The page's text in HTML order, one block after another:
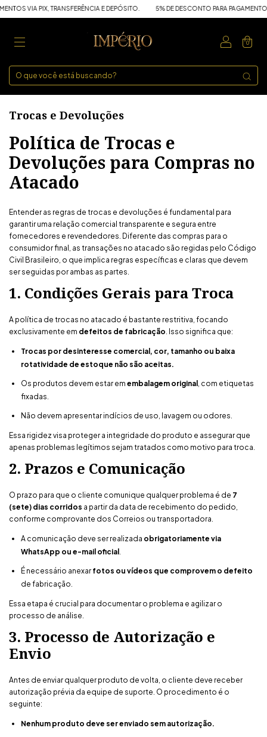
VIA PIX, TRANSFERÊNCIA E DEPÓSITO. 5% DE DESCONTO PARA PAGAMENTOS
0
Trocas e Devoluções
Política de Trocas e
Devoluções para Compras no
Atacado
Entender as regras de trocas e devoluções é fundamental para
garantir uma relação comercial transparente e segura entre
fornecedores e revendedores. Diferente das compras para o
consumidor final, as transações no atacado são regidas pelo Código
Civil Brasileiro, o que implica regras específicas e claras que devem
ser seguidas por ambas as partes.
1. Condições Gerais para Troca
A política de trocas no atacado é bastante restritiva, focando
exclusivamente em defeitos de fabricação. Isso significa que:
Trocas por desinteresse comercial, cor, tamanho ou baixa
rotatividade de estoque não são aceitas.
Os produtos devem estar em embalagem original , com etiquetas
fixadas.
Não devem apresentar indícios de uso, lavagem ou odores.
Essa rigidez visa proteger a integridade do produto e assegurar que
apenas problemas legítimos sejam tratados como motivo para troca.
2. Prazos e Comunicação
O prazo para que o cliente comunique qualquer problema é de 7
(sete) dias corridos a partir da data de recebimento do pedido,
conforme comprovante dos Correios ou transportadora.
A comunicação deve ser realizada obrigatoriamente via
WhatsApp ou e-mail oficial .
É necessário anexar fotos ou vídeos que comprovem o defeito
de fabricação.
Essa etapa é crucial para documentar o problema e agilizar o
processo de análise.
3. Processo de Autorização e
Envio
Antes de enviar qualquer produto de volta, o cliente deve receber
autorização prévia da equipe de suporte. O procedimento é o
seguinte:
Nenhum produto deve ser enviado sem autorização.